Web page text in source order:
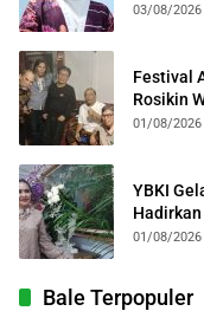
03/08/2026
Festival
Rosikin
Kolosal
01/08/2026
YBKI
01/08/2026
Bale Terpopuler